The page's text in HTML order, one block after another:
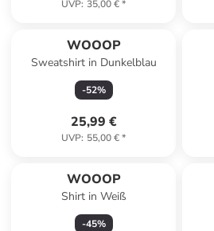
UVP: 35,00 €*
WOOOP
Sweatshirt in Dunkelblau
-52%
25,99 €
UVP: 55,00 €*
WOOOP
Shirt in Weiß
-45%